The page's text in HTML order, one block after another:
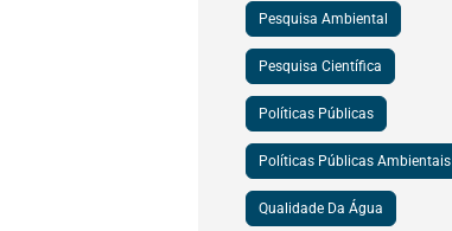
Pesquisa Ambiental
Pesquisa Científica
Políticas Públicas
Políticas Públicas Ambientais
Qualidade Da Água